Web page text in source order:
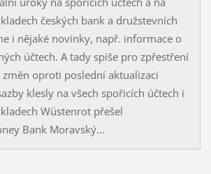
českých bank a družstevních
i nějaké novinky, např. informace o
účtech. A tady spíše pro zpřestření
oproti poslední aktualizaci
klesly na všech spořicích účtech i
Wüstenrot přešel
Bank Moravský...